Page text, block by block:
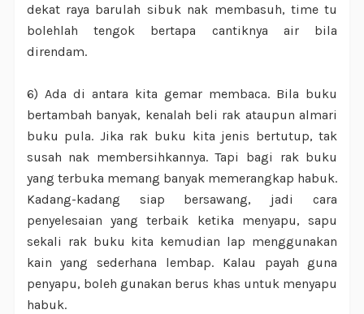
dekat raya barulah sibuk nak membasuh, time tu
bolehlah tengok bertapa cantiknya air bila
direndam.
6) Ada di antara kita gemar membaca. Bila buku
bertambah banyak, kenalah beli rak ataupun almari
buku pula. Jika rak buku kita jenis bertutup, tak
susah nak membersihkannya. Tapi bagi rak buku
yang terbuka memang banyak memerangkap habuk.
Kadang-kadang siap bersawang, jadi cara
penyelesaian yang terbaik ketika menyapu, sapu
sekali rak buku kita kemudian lap menggunakan
kain yang sederhana lembap. Kalau payah guna
penyapu, boleh gunakan berus khas untuk menyapu
habuk.